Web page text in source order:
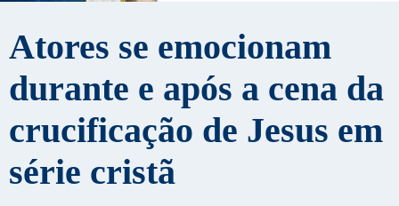
Atores se emocionam
durante e após a cena da
crucificação de Jesus em
série cristã